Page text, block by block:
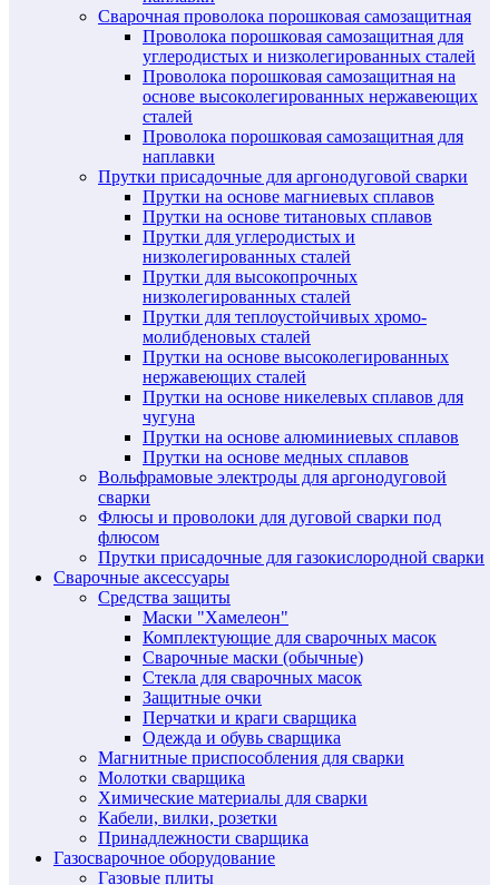
Сварочная проволока порошковая самозащитная
Проволока порошковая самозащитная для
углеродистых и низколегированных сталей
Проволока порошковая самозащитная на
основе высоколегированных нержавеющих
сталей
Проволока порошковая самозащитная для
наплавки
Прутки присадочные для аргонодуговой сварки
Прутки на основе магниевых сплавов
Прутки на основе титановых сплавов
Прутки для углеродистых и
низколегированных сталей
Прутки для высокопрочных
низколегированных сталей
Прутки для теплоустойчивых хромо-
молибденовых сталей
Прутки на основе высоколегированных
нержавеющих сталей
Прутки на основе никелевых сплавов для
чугуна
Прутки на основе алюминиевых сплавов
Прутки на основе медных сплавов
Вольфрамовые электроды для аргонодуговой
сварки
Флюсы и проволоки для дуговой сварки под
флюсом
Прутки присадочные для газокислородной сварки
Сварочные аксессуары
Средства защиты
Маски "Хамелеон"
Комплектующие для сварочных масок
Сварочные маски (обычные)
Стекла для сварочных масок
Защитные очки
Перчатки и краги сварщика
Одежда и обувь сварщика
Магнитные приспособления для сварки
Молотки сварщика
Химические материалы для сварки
Кабели, вилки, розетки
Принадлежности сварщика
Газосварочное оборудование
Газовые плиты